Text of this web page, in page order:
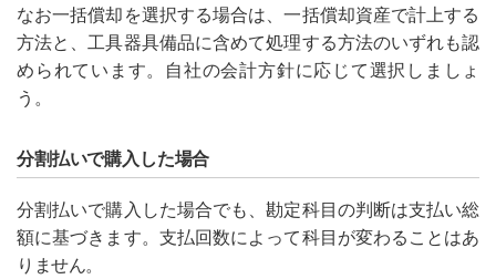
なお一括償却を選択する場合は、一括償却資産で計上する
方法と、工具器具備品に含めて処理する方法のいずれも認
められています。自社の会計方針に応じて選択しましょ
う。
分割払いで購入した場合
分割払いで購入した場合でも、勘定科目の判断は支払い総
額に基づきます。支払回数によって科目が変わることはあ
りません。